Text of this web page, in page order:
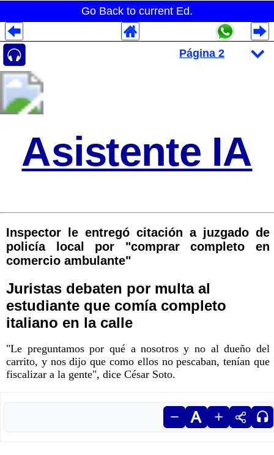
Go Back to current Ed.
Asistente IA
Inspector le entregó citación a juzgado de
policía local por "comprar completo en
comercio ambulante"
Juristas debaten por multa al
estudiante que comía completo
italiano en la calle
"Le preguntamos por qué a nosotros y no al dueño del
carrito, y nos dijo que como ellos no pescaban, tenían que
fiscalizar a la gente", dice César Soto.
Despliegues Analytics
Despliegues Totales
Despliegues por Rubros